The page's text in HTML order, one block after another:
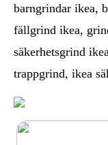
barngrindar ikea,
fällgrind ikea,
säkerhetsgrind
trappgrind, ikea